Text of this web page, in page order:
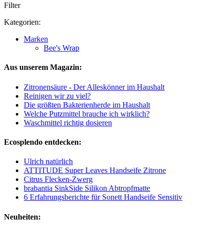
Filter
Kategorien:
Marken
Bee's Wrap
Aus unserem Magazin:
Zitronensäure - Der Alleskönner im Haushalt
Reinigen wir zu viel?
Die größten Bakterienherde im Haushalt
Welche Putzmittel brauche ich wirklich?
Waschmittel richtig dosieren
Ecosplendo entdecken:
Ulrich natürlich
ATTITUDE Super Leaves Handseife Zitrone
Citrus Flecken-Zwerg
brabantia SinkSide Silikon Abtropfmatte
6 Erfahrungsberichte für Sonett Handseife Sensitiv
Neuheiten: